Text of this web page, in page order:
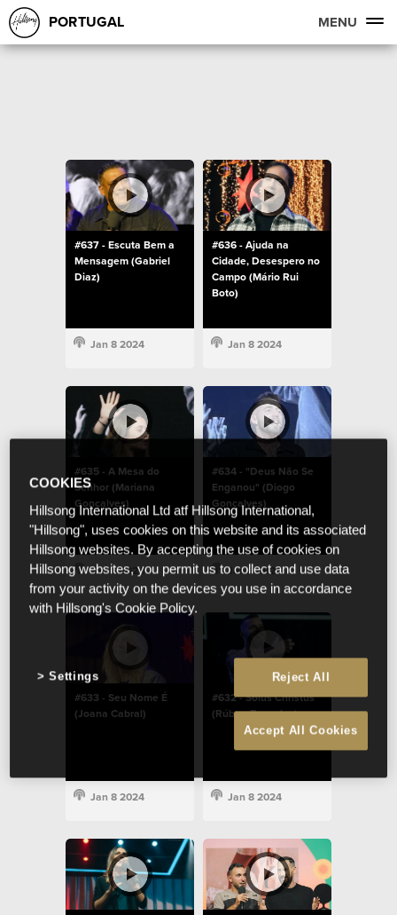
PORTUGAL MENU
#637 - Escuta Bem a
Mensagem (Gabriel
Diaz)
Jan 8 2024
#636 - Ajuda na
Cidade, Desespero no
Campo (Mário Rui
Boto)
Jan 8 2024
#635 - A Mesa do
Senhor (Mariana
Gonçalves)
Jan 8 2024
#634 - "Deus Não Se
Enganou" (Diogo
Gonçalves)
Jan 8 2024
#633 - Seu Nome É
(Joana Cabral)
Jan 8 2024
#632 - Solus Christus
(Rúben Barradas)
Jan 8 2024
COOKIES
Hillsong International Ltd atf Hillsong International,
"Hillsong", uses cookies on this website and its associated
Hillsong websites. By accepting the use of cookies on
Hillsong websites, you permit us to collect and use data
from your activity on the devices you use in accordance
with Hillsong's Cookie Policy.
Reject All
Accept All Cookies
Settings